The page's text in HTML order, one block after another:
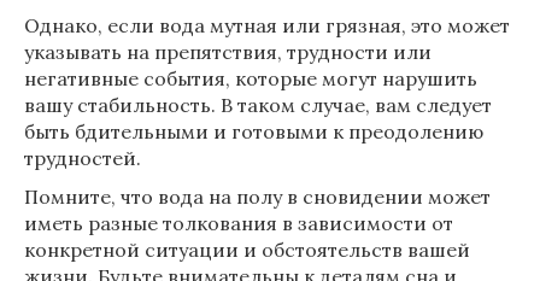
Однако, если вода мутная или грязная, это может
указывать на препятствия, трудности или
негативные события, которые могут нарушить
вашу стабильность. В таком случае, вам следует
быть бдительными и готовыми к преодолению
трудностей.
Помните, что вода на полу в сновидении может
иметь разные толкования в зависимости от
конкретной ситуации и обстоятельств вашей
жизни. Будьте внимательны к деталям сна и